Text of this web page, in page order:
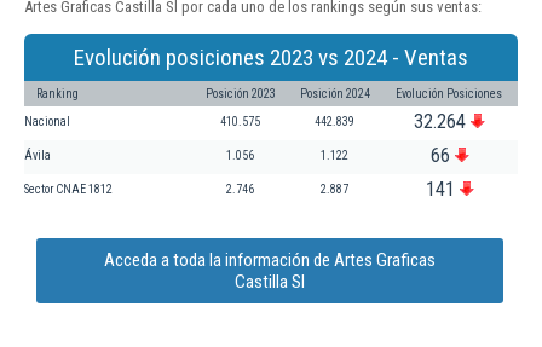
Artes Graficas Castilla Sl por cada uno de los rankings según sus ventas:
Evolución posiciones 2023 vs 2024 - Ventas
Ranking Posición 2023 Posición 2024 Evolución Posiciones
Nacional 410.575 442.839 32.264
Ávila 1.056 1.122 66
Sector CNAE 1812 2.746 2.887 141
Acceda a toda la información de Artes Graficas
Castilla Sl